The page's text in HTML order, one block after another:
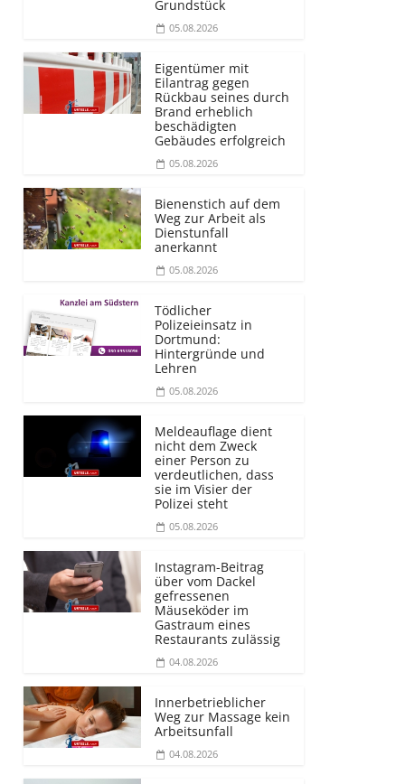
Grundstück
05.08.2026
Eigentümer mit
Eilantrag gegen
Rückbau seines durch
Brand erheblich
beschädigten
Gebäudes erfolgreich
05.08.2026
Bienenstich auf dem
Weg zur Arbeit als
Dienstunfall
anerkannt
05.08.2026
Tödlicher
Polizeieinsatz in
Dortmund:
Hintergründe und
Lehren
05.08.2026
Meldeauflage dient
nicht dem Zweck
einer Person zu
verdeutlichen, dass
sie im Visier der
Polizei steht
05.08.2026
Instagram-Beitrag
über vom Dackel
gefressenen
Mäuseköder im
Gastraum eines
Restaurants zulässig
04.08.2026
Innerbetrieblicher
Weg zur Massage kein
Arbeitsunfall
04.08.2026